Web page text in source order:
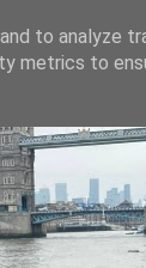
to analyze
metrics to